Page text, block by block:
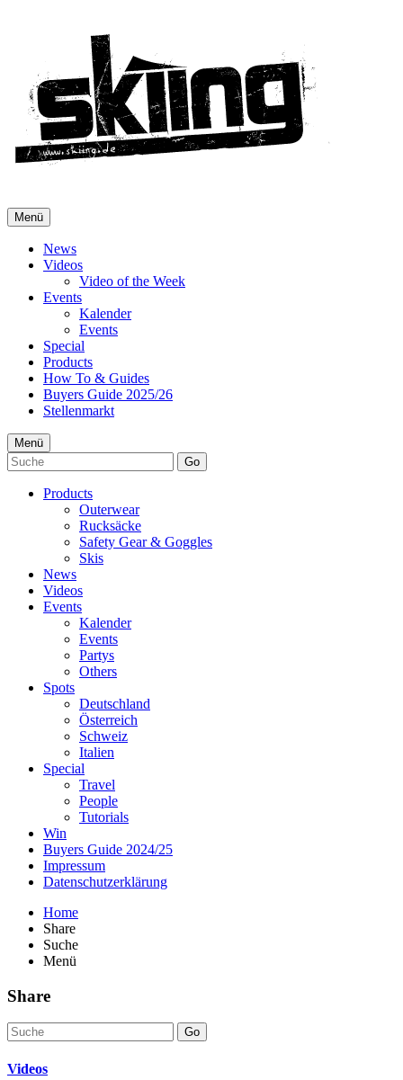
Menü
News
Videos
Video of the Week
Events
Kalender
Events
Special
Products
How To & Guides
Buyers Guide 2025/26
Stellenmarkt
Menü
Go
Products
Outerwear
Rucksäcke
Safety Gear & Goggles
Skis
News
Videos
Events
Kalender
Events
Partys
Others
Spots
Deutschland
Österreich
Schweiz
Italien
Special
Travel
People
Tutorials
Win
Buyers Guide 2024/25
Impressum
Datenschutzerklärung
Home
Share
Suche
Menü
Share
Go
Videos